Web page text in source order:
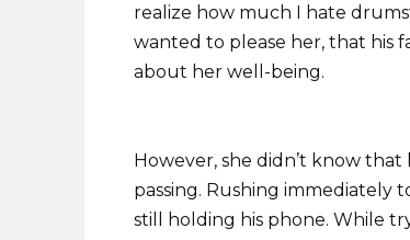
realize how much I hate
wanted to please her, that his
about her well-being.
However, she didn’t know
passing. Rushing immediately
still holding his phone. While